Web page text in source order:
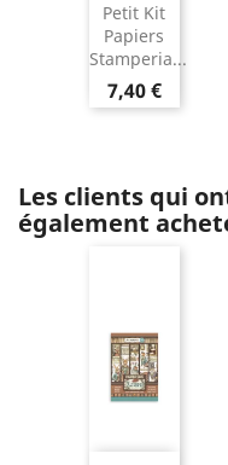
Petit Kit
Papiers
Stamperia...
7,40 €
Les clients qui
également